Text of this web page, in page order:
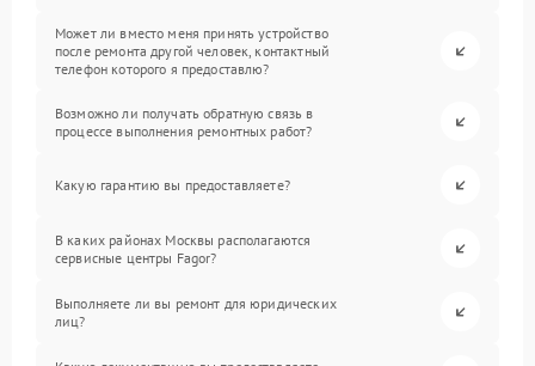
Может ли вместо меня принять устройство
после ремонта другой человек, контактный
телефон которого я предоставлю?
Возможно ли получать обратную связь в
процессе выполнения ремонтных работ?
Какую гарантию вы предоставляете?
В каких районах Москвы располагаются
сервисные центры Fagor?
Выполняете ли вы ремонт для юридических
лиц?